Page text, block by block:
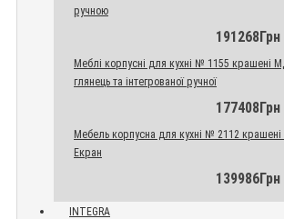
ручною
191268Грн
Меблі корпусні для кухні № 1155
глянець та інтегрованої ручної
177408Грн
Мебель корпусна для кухні № 2112
Екран
139986Грн
INTEGRA